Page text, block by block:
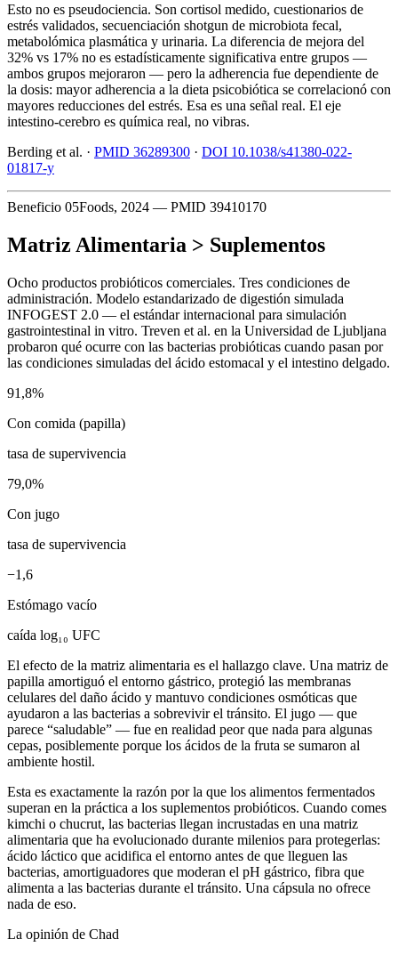
Esto no es pseudociencia. Son cortisol medido, cuestionarios de
estrés validados, secuenciación shotgun de microbiota fecal,
metabolómica plasmática y urinaria. La diferencia de mejora del
32% vs 17% no es estadísticamente significativa entre grupos —
ambos grupos mejoraron — pero la adherencia fue dependiente de
la dosis: mayor adherencia a la dieta psicobiótica se correlacionó con
mayores reducciones del estrés. Esa es una señal real. El eje
intestino-cerebro es química real, no vibras.
Berding et al. · PMID 36289300 · DOI 10.1038/s41380-022-
01817-y
Beneficio 05Foods, 2024 — PMID 39410170
Matriz Alimentaria > Suplementos
Ocho productos probióticos comerciales. Tres condiciones de
administración. Modelo estandarizado de digestión simulada
INFOGEST 2.0 — el estándar internacional para simulación
gastrointestinal in vitro. Treven et al. en la Universidad de Ljubljana
probaron qué ocurre con las bacterias probióticas cuando pasan por
las condiciones simuladas del ácido estomacal y el intestino delgado.
91,8%
Con comida (papilla)
tasa de supervivencia
79,0%
Con jugo
tasa de supervivencia
−1,6
Estómago vacío
caída log₁₀ UFC
El efecto de la matriz alimentaria es el hallazgo clave. Una matriz de
papilla amortiguó el entorno gástrico, protegió las membranas
celulares del daño ácido y mantuvo condiciones osmóticas que
ayudaron a las bacterias a sobrevivir el tránsito. El jugo — que
parece “saludable” — fue en realidad peor que nada para algunas
cepas, posiblemente porque los ácidos de la fruta se sumaron al
ambiente hostil.
Esta es exactamente la razón por la que los alimentos fermentados
superan en la práctica a los suplementos probióticos. Cuando comes
kimchi o chucrut, las bacterias llegan incrustadas en una matriz
alimentaria que ha evolucionado durante milenios para protegerlas:
ácido láctico que acidifica el entorno antes de que lleguen las
bacterias, amortiguadores que moderan el pH gástrico, fibra que
alimenta a las bacterias durante el tránsito. Una cápsula no ofrece
nada de eso.
La opinión de Chad